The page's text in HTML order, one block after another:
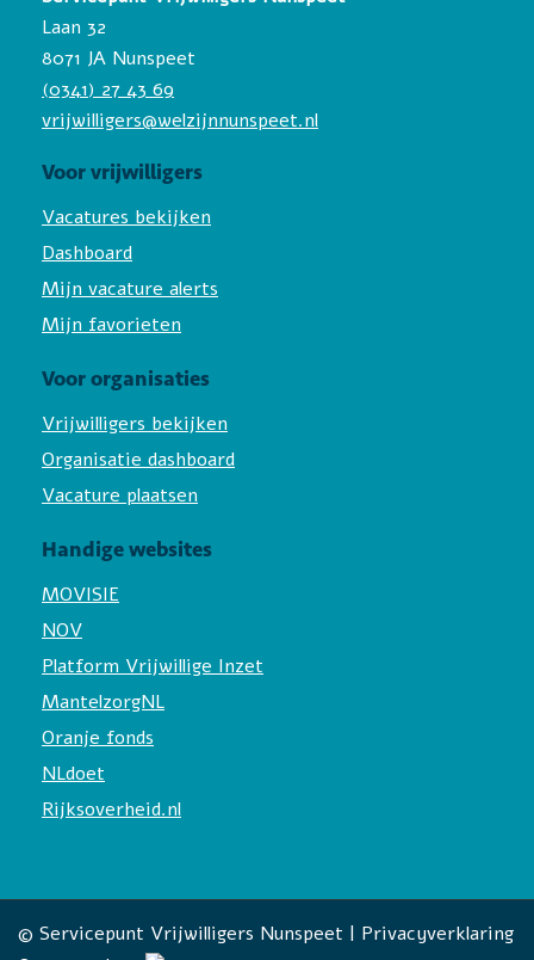
Laan 32
8071 JA Nunspeet
(0341) 27 43 69
vrijwilligers@welzijnnunspeet.nl
Voor vrijwilligers
Vacatures bekijken
Dashboard
Mijn vacature alerts
Mijn favorieten
Voor organisaties
Vrijwilligers bekijken
Organisatie dashboard
Vacature plaatsen
Handige websites
MOVISIE
NOV
Platform Vrijwillige Inzet
MantelzorgNL
Oranje fonds
NLdoet
Rijksoverheid.nl
© Servicepunt Vrijwilligers Nunspeet | Privacyverklaring